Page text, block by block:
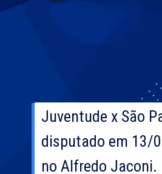
Juventude x São
disputado em 13/
no Alfredo Jaconi.
Juventude x São
disputado em 13/
no Alfredo Jaconi.